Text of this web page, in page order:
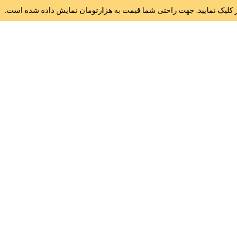
کلیک نمایید. جهت راحتی شما قیمت به هزارتومان نمایش داده شده است.